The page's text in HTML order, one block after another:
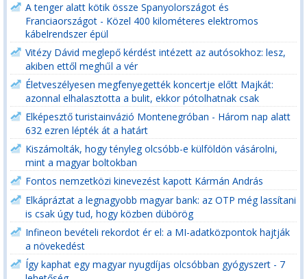
A tenger alatt kötik össze Spanyolországot és
Franciaországot - Közel 400 kilométeres elektromos
kábelrendszer épül
Vitézy Dávid meglepő kérdést intézett az autósokhoz: lesz,
akiben ettől meghűl a vér
Életveszélyesen megfenyegették koncertje előtt Majkát:
azonnal elhalasztotta a bulit, ekkor pótolhatnak csak
Elképesztő turistainvázió Montenegróban - Három nap alatt
632 ezren lépték át a határt
Kiszámolták, hogy tényleg olcsóbb-e külföldön vásárolni,
mint a magyar boltokban
Fontos nemzetközi kinevezést kapott Kármán András
Elkápráztat a legnagyobb magyar bank: az OTP még lassítani
is csak úgy tud, hogy közben dübörög
Infineon bevételi rekordot ér el: a MI-adatközpontok hajtják
a növekedést
Így kaphat egy magyar nyugdíjas olcsóbban gyógyszert - 7